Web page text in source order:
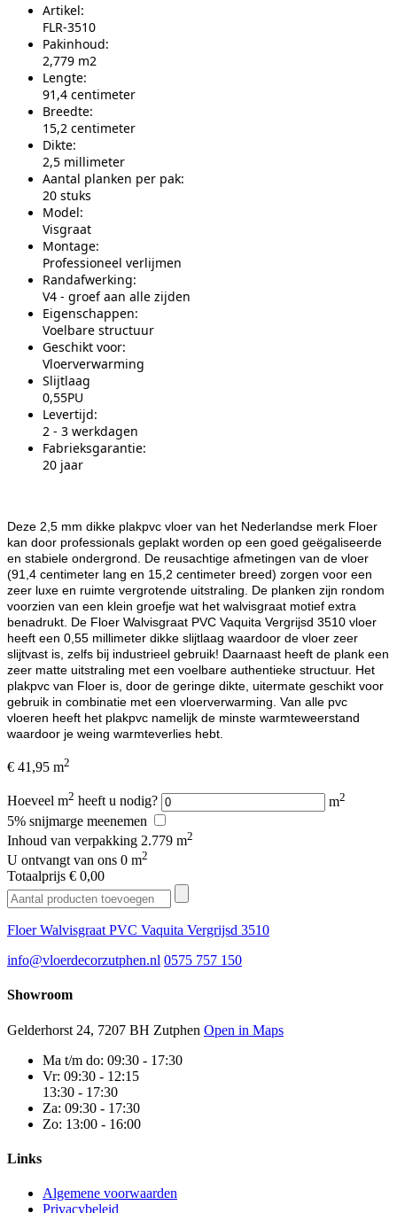
Artikel:
FLR-3510
Pakinhoud:
2,779 m2
Lengte:
91,4 centimeter
Breedte:
15,2 centimeter
Dikte:
2,5 millimeter
Aantal planken per pak:
20 stuks
Model:
Visgraat
Montage:
Professioneel verlijmen
Randafwerking:
V4 - groef aan alle zijden
Eigenschappen:
Voelbare structuur
Geschikt voor:
Vloerverwarming
Slijtlaag
0,55PU
Levertijd:
2 - 3 werkdagen
Fabrieksgarantie:
20 jaar
Deze 2,5 mm dikke plakpvc vloer van het Nederlandse merk Floer
kan door professionals geplakt worden op een goed geëgaliseerde
en stabiele ondergrond. De reusachtige afmetingen van de vloer
(91,4 centimeter lang en 15,2 centimeter breed) zorgen voor een
zeer luxe en ruimte vergrotende uitstraling. De planken zijn rondom
voorzien van een klein groefje wat het walvisgraat motief extra
benadrukt. De Floer Walvisgraat PVC Vaquita Vergrijsd 3510 vloer
heeft een 0,55 millimeter dikke slijtlaag waardoor de vloer zeer
slijtvast is, zelfs bij industrieel gebruik! Daarnaast heeft de plank een
zeer matte uitstraling met een voelbare authentieke structuur. Het
plakpvc van Floer is, door de geringe dikte, uitermate geschikt voor
gebruik in combinatie met een vloerverwarming. Van alle pvc
vloeren heeft het plakpvc namelijk de minste warmteweerstand
waardoor je weing warmteverlies hebt.
€ 41,95 m2
Hoeveel m2 heeft u nodig? m2
5% snijmarge meenemen
Inhoud van verpakking 2.779 m2
U ontvangt van ons 0 m2
Totaalprijs € 0,00
Floer Walvisgraat PVC Vaquita Vergrijsd 3510
info@vloerdecorzutphen.nl 0575 757 150
Showroom
Gelderhorst 24, 7207 BH Zutphen Open in Maps
Ma t/m do: 09:30 - 17:30
Vr: 09:30 - 12:15
13:30 - 17:30
Za: 09:30 - 17:30
Zo: 13:00 - 16:00
Links
Algemene voorwaarden
Privacybeleid